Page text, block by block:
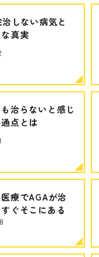
しない病気と
真実
治らないと感じ
点とは
療でAGAが治
ぐそこにある